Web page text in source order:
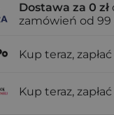
Dostawa za 0 zł
zamówień od 99
Kup teraz, zapłać
Kup teraz, zapłać